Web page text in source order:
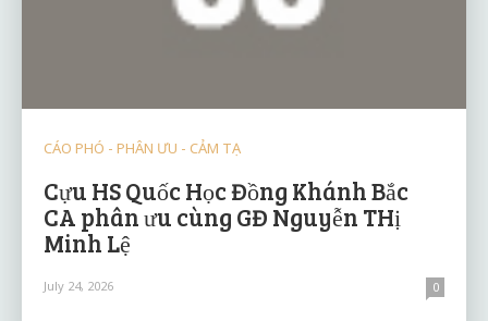
CÁO PHÓ - PHÂN ƯU - CẢM TẠ
Cựu HS Quốc Học Đồng Khánh Bắc
CA phân ưu cùng GĐ Nguyễn THị
Minh Lệ
July 24, 2026 0